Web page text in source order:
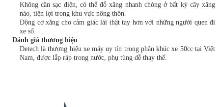
Không cần sạc điện, có thể đổ xăng nhanh chóng ở bất kỳ cây xăng
nào, tiện lợi trong khu vực nông thôn.
Động cơ xăng cho cảm giác lái thật tay hơn với những người quen đi
xe số.
Đánh giá thương hiệu:
Detech là thương hiệu xe máy uy tín trong phân khúc xe 50cc tại Việt
Nam, được lắp ráp trong nước, phụ tùng dễ thay thế.